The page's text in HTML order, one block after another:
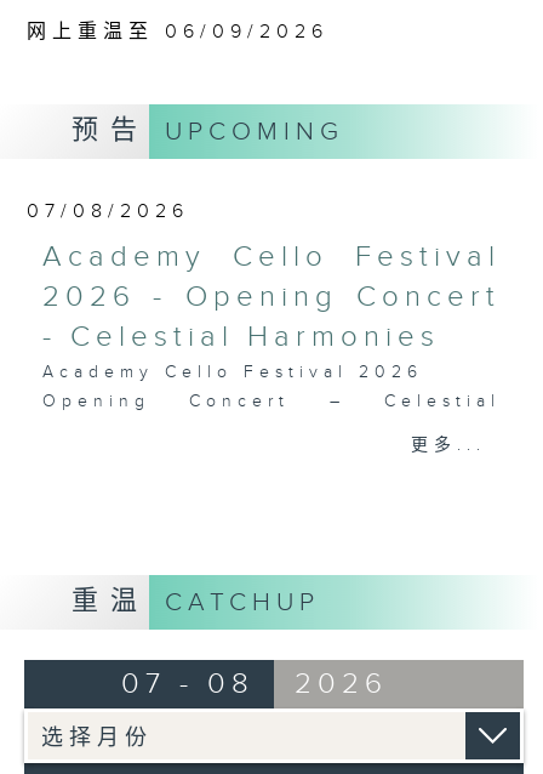
(23’)
诺甸
《佩利亚与梅丽桑德》组曲 (31’)
2024年9月6日斯德哥尔摩贝华特音乐厅录
网上重温至 06/09/2026
预告 UPCOMING
07/08/2026
Academy Cello Festival
2026 - Opening Concert
- Celestial Harmonies
Academy Cello Festival 2026
Opening Concert – Celestial
GERSHWIN (KAUFMAN arr.)
Three Preludes (for 4 cellos) (8’)
ROSSINI
Overture to William Tell (for 6
cellos) (10’)
MAHLER (Hibiki SAITO arr.)
Adagietto from Symphony No. 5
更多...
重温 CATCHUP
07 - 08 2026